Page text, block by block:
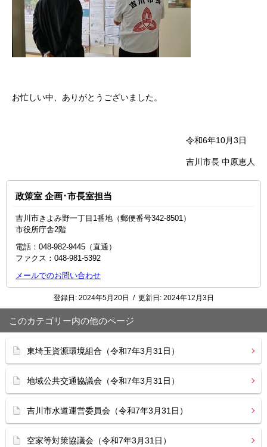
お忙しい中、ありがとうございました。
令和6年10月3日
吉川市長 中原恵人
政策室 企画･市長室担当
吉川市きよみ野一丁目1番地（郵便番号342-8501）
市役所庁舎2階
電話：048‐982‐9445（直通）
ファクス：048-981-5392
メールでのお問い合わせ
登録日: 2024年5月20日 / 更新日: 2024年12月3日
このカテゴリー内の他のページ
東埼玉資源環境組合（令和7年3月31日）
地域公共交通協議会（令和7年3月31日）
吉川市水道運営委員会（令和7年3月31日）
空家等対策協議会（令和7年3月31日）